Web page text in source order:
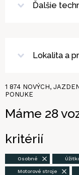
Ďalšie
Lokalita a
1 874 NOVÝCH,
PONUKE
Máme 28
kritérií
Osobné
Motorové stroje